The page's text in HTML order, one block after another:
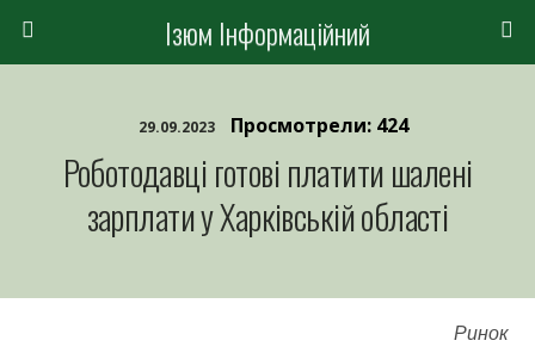
Ізюм Інформаційний
29.09.2023 Просмотрели: 424
Роботодавці готові платити шалені
зарплати у Харківській області
Ринок